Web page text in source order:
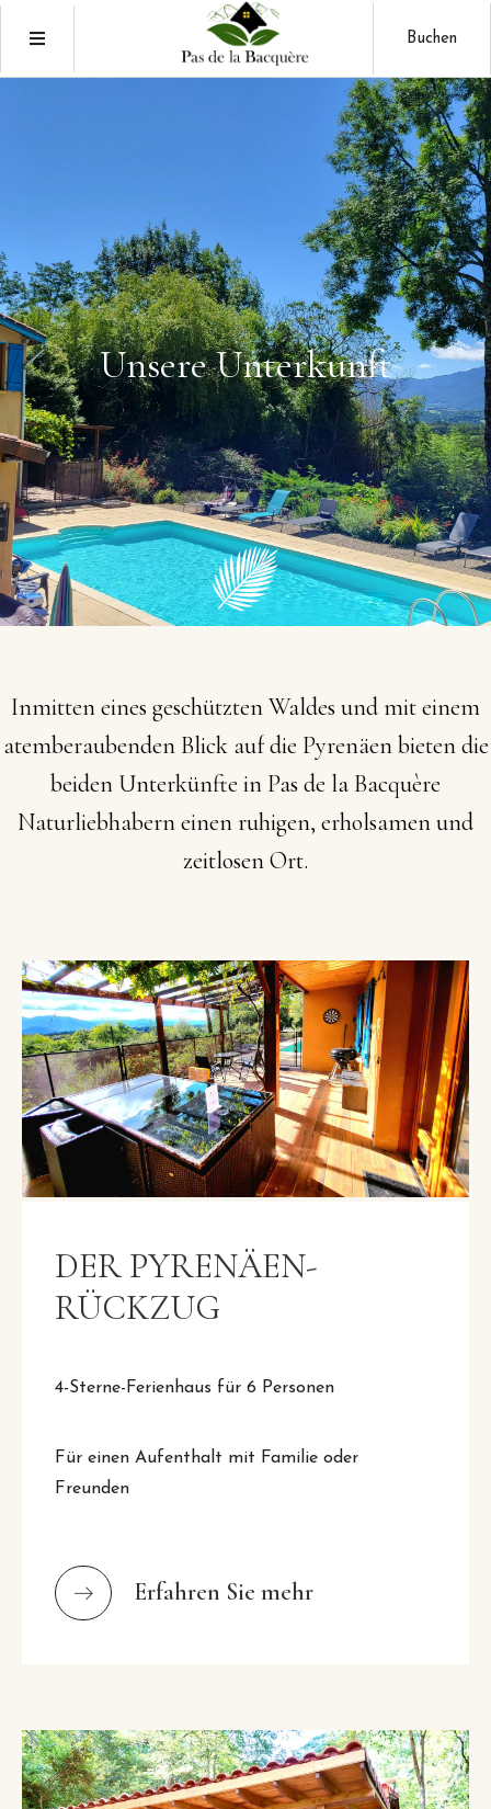
Buchen
UnsereUnterkunft
InmitteneinesgeschütztenWaldesundmiteinem
atemberaubenden Blick auf die Pyrenäen bieten die
beiden Unterkünfte in Pasde la Bacquère
Naturliebhaberneinenruhigen, erholsamenund
zeitlosenOrt.
DER PYRENÄEN-
RÜCKZUG
4-Sterne-Ferienhaus für 6 Personen
Für einen Aufenthalt mit Familie oder
Freunden
Erfahren Sie mehr